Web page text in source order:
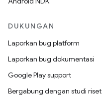
DUKUNGAN
Laporkan bug platform
Laporkan bug dokumentasi
Google Play support
Bergabung dengan studi riset